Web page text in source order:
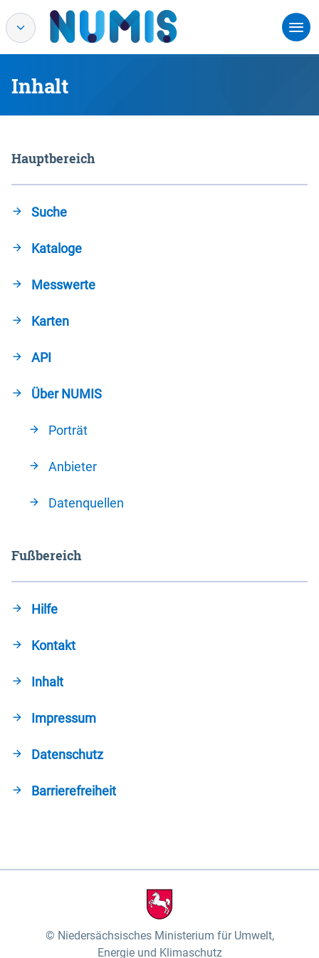
Inhalt
Hauptbereich
Suche
Kataloge
Messwerte
Karten
API
Über NUMIS
Porträt
Anbieter
Datenquellen
Fußbereich
Hilfe
Kontakt
Inhalt
Impressum
Datenschutz
Barrierefreiheit
Niedersächsisches Ministerium für Umwelt,
Energie und Klimaschutz